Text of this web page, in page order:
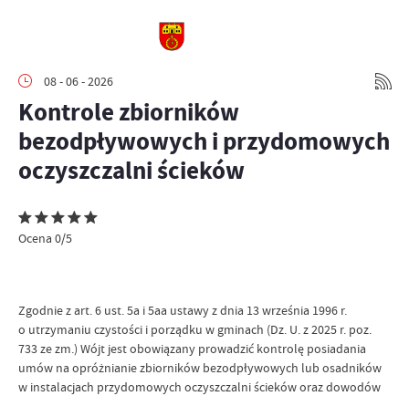
08 - 06 - 2026
Kontrole zbiorników
bezodpływowych i przydomowych
oczyszczalni ścieków
Ocena 0/5
Zgodnie z art. 6 ust. 5a i 5aa ustawy z dnia 13 września 1996 r.
o utrzymaniu czystości i porządku w gminach (Dz. U. z 2025 r. poz.
733 ze zm.) Wójt jest obowiązany prowadzić kontrolę posiadania
umów na opróżnianie zbiorników bezodpływowych lub osadników
w instalacjach przydomowych oczyszczalni ścieków oraz dowodów